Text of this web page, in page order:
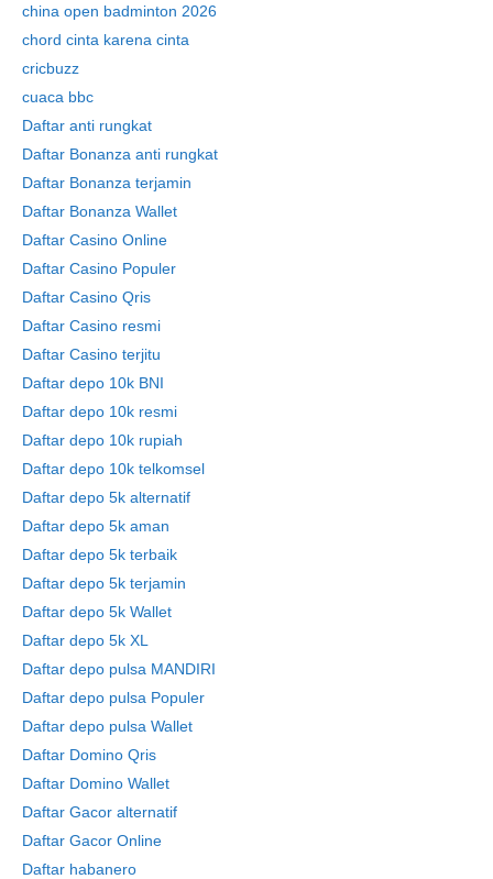
china open badminton 2026
chord cinta karena cinta
cricbuzz
cuaca bbc
Daftar anti rungkat
Daftar Bonanza anti rungkat
Daftar Bonanza terjamin
Daftar Bonanza Wallet
Daftar Casino Online
Daftar Casino Populer
Daftar Casino Qris
Daftar Casino resmi
Daftar Casino terjitu
Daftar depo 10k BNI
Daftar depo 10k resmi
Daftar depo 10k rupiah
Daftar depo 10k telkomsel
Daftar depo 5k alternatif
Daftar depo 5k aman
Daftar depo 5k terbaik
Daftar depo 5k terjamin
Daftar depo 5k Wallet
Daftar depo 5k XL
Daftar depo pulsa MANDIRI
Daftar depo pulsa Populer
Daftar depo pulsa Wallet
Daftar Domino Qris
Daftar Domino Wallet
Daftar Gacor alternatif
Daftar Gacor Online
Daftar habanero